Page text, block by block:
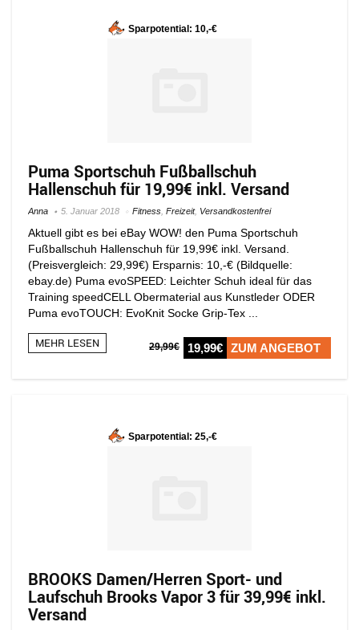
Sparpotential: 10,-€
Puma Sportschuh Fußballschuh
Hallenschuh für 19,99€ inkl. Versand
Anna 5. Januar 2018 Fitness Freizeit, Versandkostenfrei
Aktuell gibt es bei eBay WOW! den Puma Sportschuh
Fußballschuh Hallenschuh für 19,99€ inkl. Versand.
(Preisvergleich: 29,99€) Ersparnis: 10,-€ (Bildquelle:
ebay.de) Puma evoSPEED: Leichter Schuh ideal für das
Training speedCELL Obermaterial aus Kunstleder ODER
Puma evoTOUCH: EvoKnit Socke Grip-Tex ...
MEHR LESEN 29,99€ 19,99€ ZUM ANGEBOT
Sparpotential: 25,-€
BROOKS Damen/Herren Sport- und
Laufschuh Brooks Vapor 3 für 39,99€ inkl.
Versand